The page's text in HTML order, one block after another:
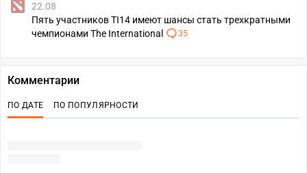
22.08
Пять участников TI14 имеют шансы стать трехкратными
чемпионами The International
35
Комментарии
ПО ДАТЕ ПО ПОПУЛЯРНОСТИ